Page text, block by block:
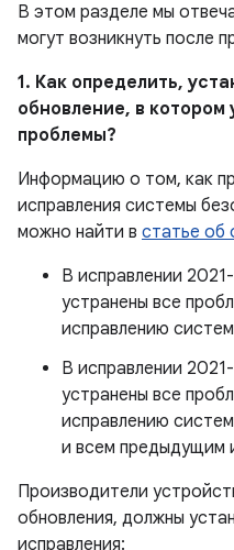
В этом разделе мы
могут возникнуть после
1. Как определить,
обновление, в
проблемы?
Информацию о том, как
исправления системы
можно найти в статье об
В исправлении
устранены все
исправлению
В исправлении
устранены все
исправлению
и всем предыдущим
Производители
обновления, должны
исправления: